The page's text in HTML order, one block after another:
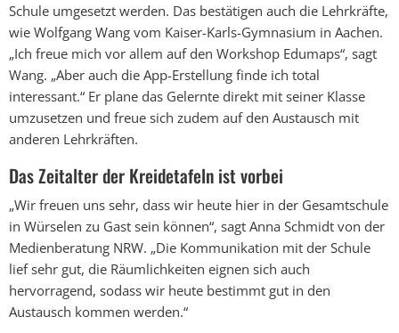
Schule umgesetzt werden. Das bestätigen auch die Lehrkräfte,
wie Wolfgang Wang vom Kaiser-Karls-Gymnasium in Aachen.
„Ich freue mich vor allem auf den Workshop Edumaps“, sagt
Wang. „Aber auch die App-Erstellung finde ich total
interessant.“ Er plane das Gelernte direkt mit seiner Klasse
umzusetzen und freue sich zudem auf den Austausch mit
anderen Lehrkräften.
Das Zeitalter der Kreidetafeln ist vorbei
„Wir freuen uns sehr, dass wir heute hier in der Gesamtschule
in Würselen zu Gast sein können“, sagt Anna Schmidt von der
Medienberatung NRW. „Die Kommunikation mit der Schule
lief sehr gut, die Räumlichkeiten eignen sich auch
hervorragend, sodass wir heute bestimmt gut in den
Austausch kommen werden.“